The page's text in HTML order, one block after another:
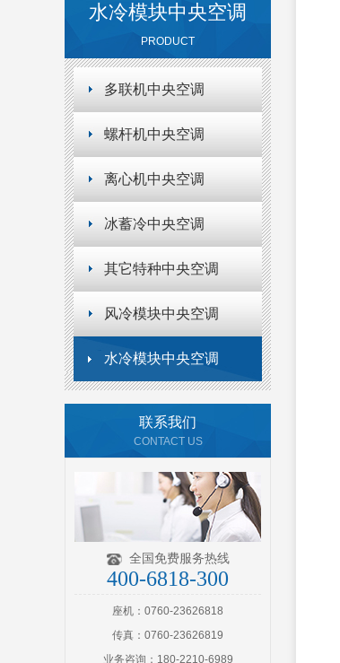
水冷模块中央空调
PRODUCT
多联机中央空调
螺杆机中央空调
离心机中央空调
冰蓄冷中央空调
其它特种中央空调
风冷模块中央空调
水冷模块中央空调
联系我们
CONTACT US
全国免费服务热线
400-6818-300
座机：0760-23626818
传真：0760-23626819
业务咨询：180-2210-6989